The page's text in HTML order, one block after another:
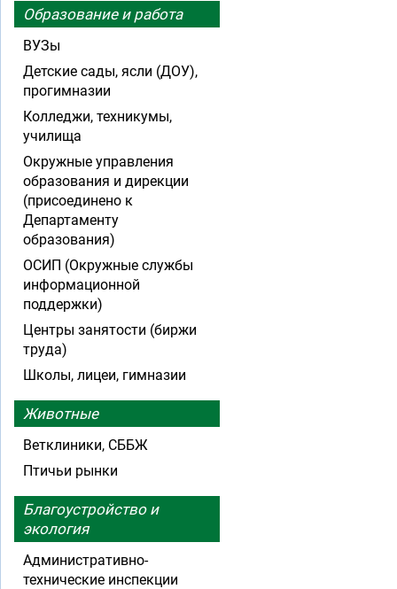
Образование и работа
ВУЗы
Детские сады, ясли (ДОУ),
прогимназии
Колледжи, техникумы,
училища
Окружные управления
образования и дирекции
(присоединено к
Департаменту
образования)
ОСИП (Окружные службы
информационной
поддержки)
Центры занятости (биржи
труда)
Школы, лицеи, гимназии
Животные
Ветклиники, СББЖ
Птичьи рынки
Благоустройство и
экология
Административно-
технические инспекции